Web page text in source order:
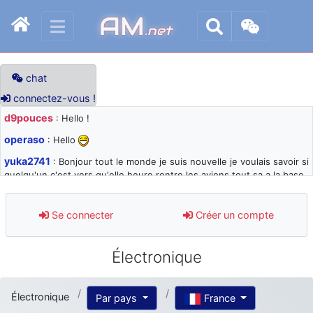
AM.net
chat
connectez-vous !
d9pouces : Hello !
operaso : Hello
yuka2741 : Bonjour tout le monde je suis nouvelle je voulais savoir si
quelqu'un c'est vers qu'elle heure rentre les avions tout sa a la base
d9pouces: désolé pour les quelques blocages du site ces derniers
jours : je teste des méthodes contre le spam et les bots trop nocifs
: Super, la nouvelle bannière
: je suis un avion@,._,+ > lesquels ? je ne suis pas sûr de
comprendre
Se connecter Créer un compte
Électronique
Électronique Par pays France